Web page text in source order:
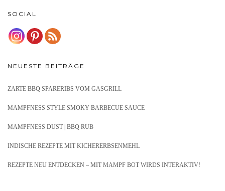
SOCIAL
NEUESTE BEITRÄGE
ZARTE BBQ SPARERIBS VOM GASGRILL
MAMPFNESS STYLE SMOKY BARBECUE SAUCE
MAMPFNESS DUST | BBQ RUB
INDISCHE REZEPTE MIT KICHERERBSENMEHL
REZEPTE NEU ENTDECKEN – MIT MAMPF BOT WIRDS INTERAKTIV!